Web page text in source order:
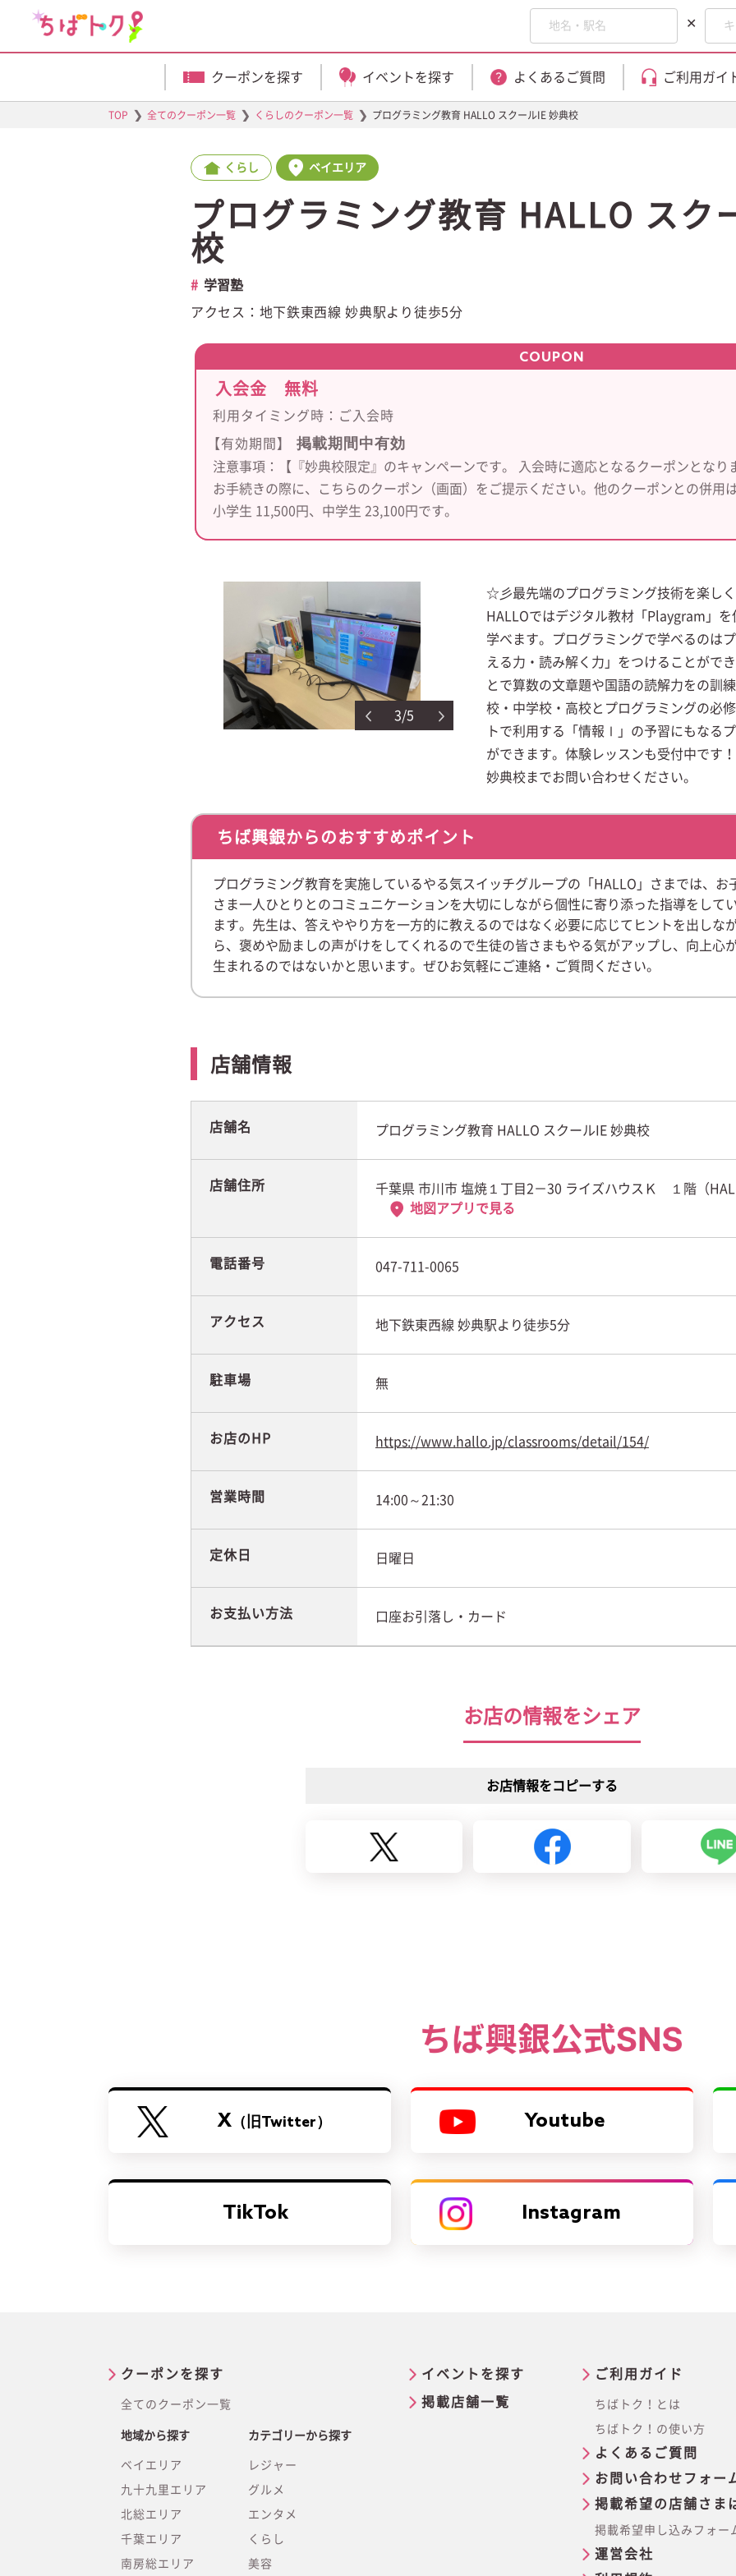
✕
クーポンを探す イベントを探す よくあるご質問 ご利用ガイ
TOP ❯ 全てのクーポン一覧 ❯ くらしのクーポン一覧 ❯ プログラミング教育 HALLO スクールIE 妙典校
くらし ベイエリア
プログラミング教育 HALLO スク
校
学習塾
アクセス：地下鉄東西線 妙典駅より徒歩5分
COUPON
入会金 無料
利用タイミング時： ご入会時
【有効期間】 掲載期間中有効
注意事項：【『妙典校限定』のキャンペーンです。 入会時に適応となるクーポンとなり
お手続きの際に、こちらのクーポン（画面）をご提示ください。他のクーポンとの併用
小学生 11,500円、中学生 23,100円です。
3/5
☆彡最先端のプログラミング技術を楽し
HALLOではデジタル教材「Playgram」
学べます。プログラミングで学べるのは
える力・読み解く力」をつけることがで
とで算数の文章題や国語の読解力をの訓
校・中学校・高校とプログラミングの必
トで利用する「情報Ⅰ」の予習にもなる
ができます。体験レッスンも受付中です
妙典校までお問い合わせください。
ちば興銀からのおすすめポイント
プログラミング教育を実施しているやる気スイッチグループの「HALLO」さまでは、お
さま一人ひとりとのコミュニケーションを大切にしながら個性に寄り添った指導をして
ます。先生は、答えややり方を一方的に教えるのではなく必要に応じてヒントを出しな
ら、褒めや励ましの声がけをしてくれるので生徒の皆さまもやる気がアップし、向上心
生まれるのではないかと思います。ぜひお気軽にご連絡・ご質問ください。
店舗情報
店舗名 プログラミング教育 HALLO スクールIE 妙典校
店舗住所
千葉県 市川市 塩焼１丁目2－30 ライズハウスＫ １階（
地図アプリで見る
電話番号 047-711-0065
アクセス 地下鉄東西線 妙典駅より徒歩5分
駐車場 無
お店のHP https://www.hallo.jp/classrooms/detail/154/
営業時間 14:00～21:30
定休日 日曜日
お支払い方法 口座お引落し・カード
お店の情報をシェア
お店情報をコピーする
X （旧Twitter） Youtube
TikTok Instagram
クーポンを探す
全てのクーポン一覧
地域から探す
ベイエリア
九十九里エリア
北総エリア
千葉エリア
南房総エリア
カテゴリーから探す
レジャー
グルメ
エンタメ
くらし
美容
イベントを探す
掲載店舗一覧
ご利用ガイド
ちばトク！とは
ちばトク！の使い方
よくあるご質問
お問い合わせフォー
掲載希望の店舗さま
掲載希望申し込みフォー
運営会社